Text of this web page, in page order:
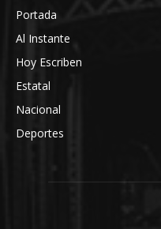
Portada
Al Instante
Hoy Escriben
Estatal
Nacional
Deportes